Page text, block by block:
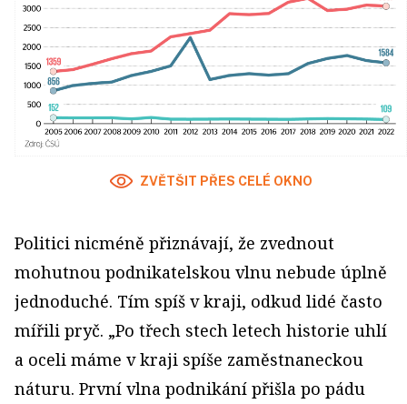
ZVĚTŠIT PŘES CELÉ OKNO
Politici nicméně přiznávají, že zvednout
mohutnou podnikatelskou vlnu nebude úplně
jednoduché. Tím spíš v kraji, odkud lidé často
mířili pryč. „Po třech stech letech historie uhlí
a oceli máme v kraji spíše zaměstnaneckou
náturu. První vlna podnikání přišla po pádu